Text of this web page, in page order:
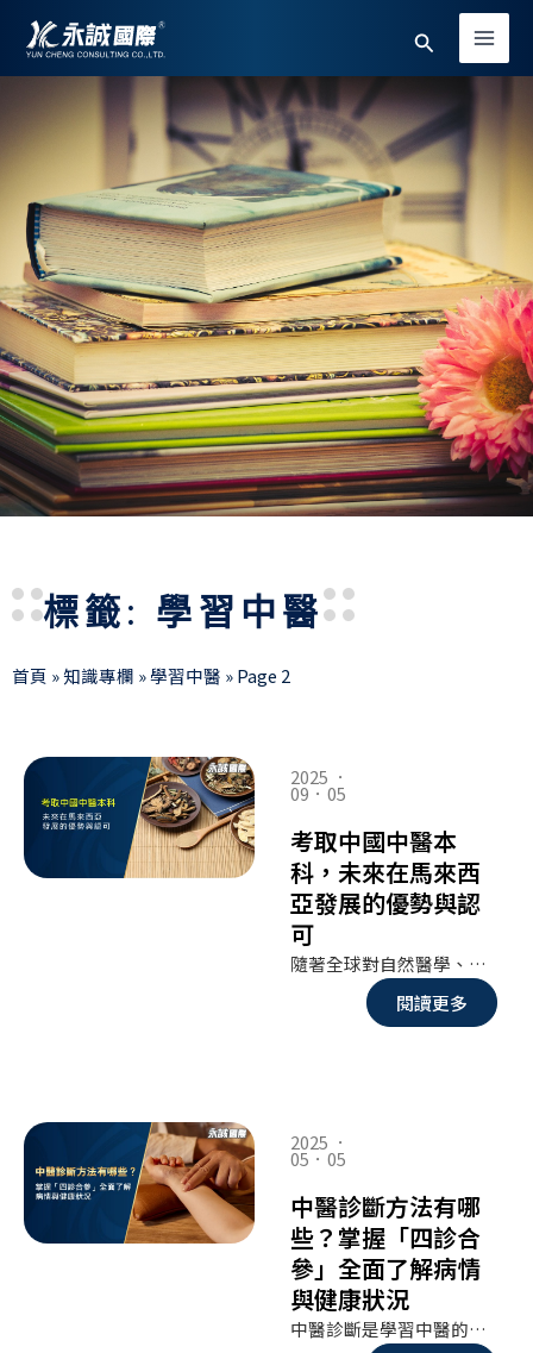
搜
尋
Main
標籤: 學習中醫
首頁 »知識專欄 »學習中醫 »Page 2
2025 ．
09．05
考取中國中醫本
科，未來在馬來西
亞發展的優勢與認
可
隨著全球對自然醫學、傳統醫療的需求不斷提升，中醫在國際上的地位逐漸受到重視。對於馬來西亞學生而言，若想要投身中醫領域，選擇在哪裡攻讀本科學位是一個關鍵問題。當前主要有兩條路徑：一是在馬來西亞本地修讀醫藥或保健相關學科；二是前往中國攻讀正統的中醫本科。本文將從費用與認可程度兩個角度出發，深入探討選擇中國中醫本科的價值，並比較馬來西亞本地學位的差異，幫助有志之士清晰規劃未來。
閱讀更多
2025 ．
05．05
中醫診斷方法有哪
些？掌握「四診合
參」全面了解病情
與健康狀況
中醫診斷是學習中醫的第一扇門，也是深入理解中醫理論與臨床實踐的重要基礎。對想踏入中醫世界的你而言，掌握中醫診斷的方法，不僅能幫助你認識疾病的本質與人體的運行規律，更是學習辨證論治、施以適當治療的關鍵起點。這篇文章將帶領你深入認識中醫診斷的方法與步驟，幫助你建立紮實的中醫學習基礎，開啟一段充滿智慧與人文的醫學之旅。